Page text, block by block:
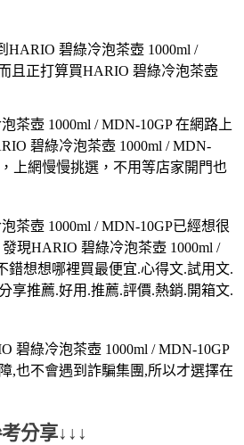
HARIO 碧綠冷泡茶壺 1000ml /
且正打算買HARIO 碧綠冷泡茶壺
茶壺 1000ml / MDN-10GP 在網路上
碧綠冷泡茶壺 1000ml / MDN-
上網慢慢挑選，不用等店家開門也
茶壺 1000ml / MDN-10GP已經想很
現HARIO 碧綠冷泡茶壺 1000ml /
錯想想哪裡買最便宜.心得文.試用文.
享推薦.好用.推薦.評價.熱銷.開箱文.
碧綠冷泡茶壺 1000ml / MDN-10GP
,也不會遇到詐騙集團,所以才選擇在
分享↓↓↓